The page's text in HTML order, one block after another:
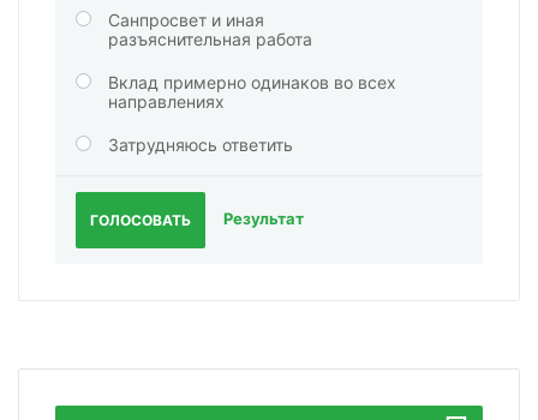
Санпросвет и иная
разъяснительная работа
Вклад примерно одинаков во всех
направлениях
Затрудняюсь ответить
ГОЛОСОВАТЬ Результат